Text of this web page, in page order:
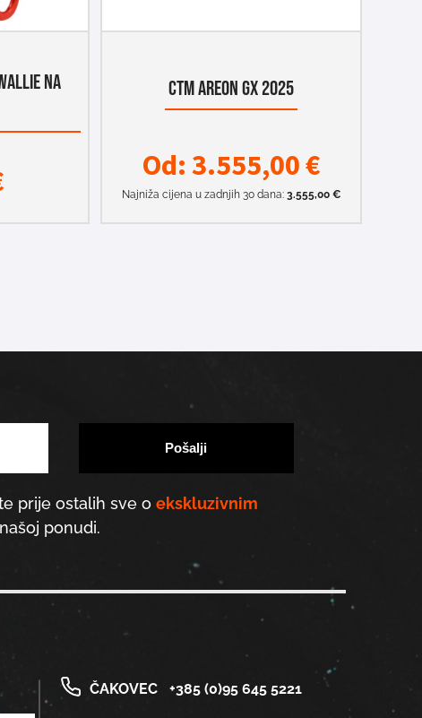
NA
CTM AREON GX 2025
Od:3.555,00€
Najniža cijena u zadnjih 30 dana: 3.555,00 €
prije ostalih sve o ekskluzivnim
ponudi.
ČAKOVEC +385 (0)95 645 5221